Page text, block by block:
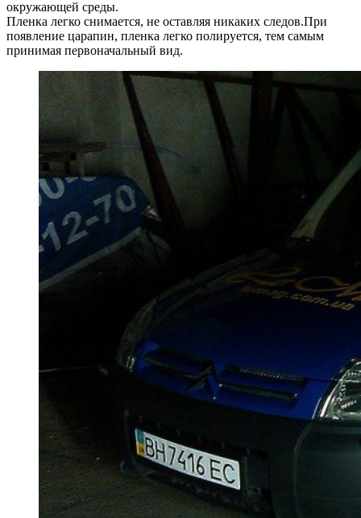
окружающей среды.
Пленка легко снимается, не оставляя никаких следов.При
появление царапин, пленка легко полируется, тем самым
принимая первоначальный вид.